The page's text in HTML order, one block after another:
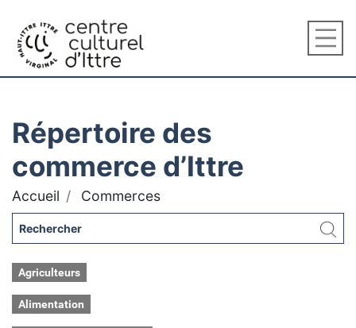
Répertoire des
commerce d’Ittre
Accueil Commerces
Agriculteurs
Alimentation